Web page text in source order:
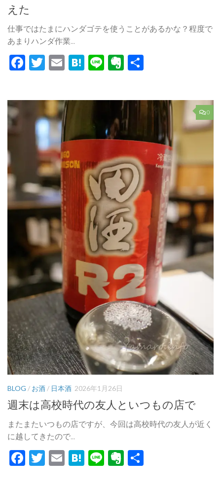
えた
仕事ではたまにハンダゴテを使うことがあるかな？程度で
あまりハンダ作業...
Facebook
Twitter
EmailHatena
LineEvernote
0
BLOG / お酒 / 日本酒 2026年1月26日
週末は高校時代の友人といつもの店で
またまたいつもの店ですが、今回は高校時代の友人が近く
に越してきたので...
Facebook
Twitter
EmailHatena
LineEvernote